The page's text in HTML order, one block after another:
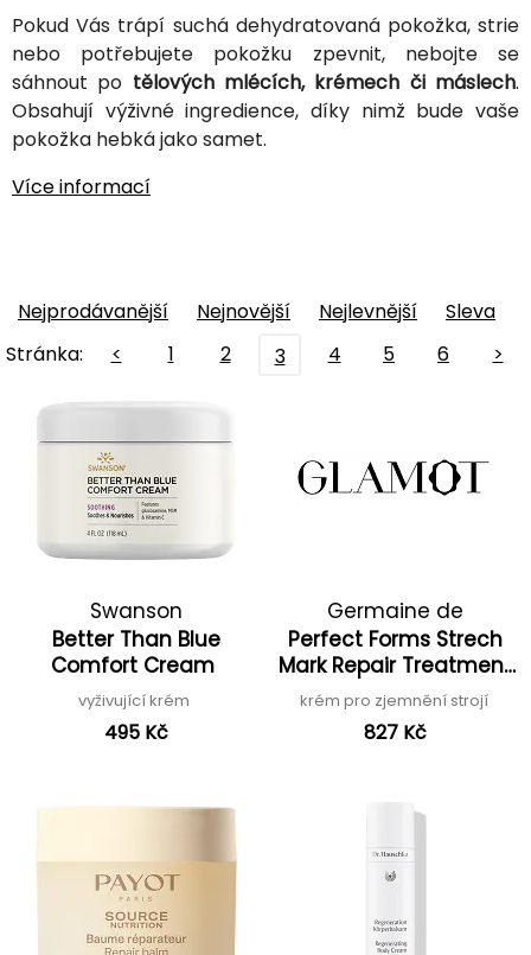
Pokud Vás trápí suchá dehydratovaná pokožka, strie
nebo potřebujete pokožku zpevnit, nebojte se
sáhnout po tělových mlécích, krémech či máslech.
Obsahují výživné ingredience, díky nimž bude vaše
pokožka hebká jako samet.
Více informací
Nejprodávanější Nejnovější Nejlevnější
Sleva
Stránka:
< 1 2 3 4 5 6 >
Swanson
Better Than Blue
Comfort Cream
vyživující krém
495 Kč
Germaine de
Capuccini
Perfect Forms Strech
Mark Repair Treatment
Cream
krém pro zjemnění strojí
827 Kč